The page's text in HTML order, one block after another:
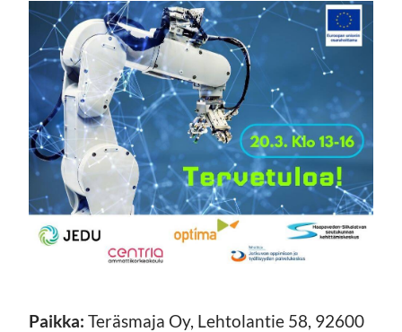
Paikka: Teräsmaja Oy, Lehtolantie 58, 92600